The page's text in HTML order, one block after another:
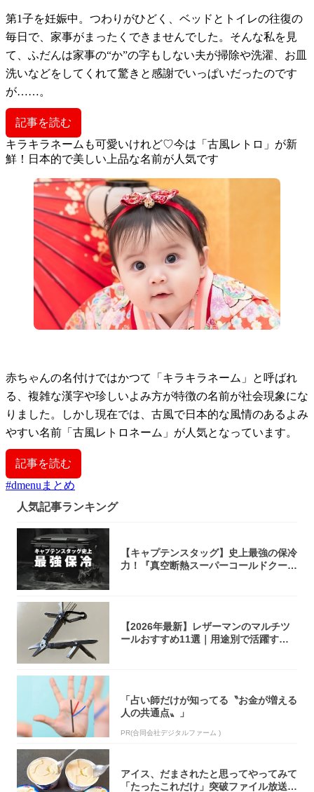
第1子を妊娠中。つわりがひどく、ベッドとトイレの往復の
毎日で、家事がまったくできませんでした。そんな私を見
て、ふだんは家事の“か”の字もしない夫が掃除や洗濯、お皿
洗いなどをしてくれて驚きと感謝でいっぱいだったのです
が……。
記事を読む
キラキラネームも可愛いけれど♡今は「古風レトロ」が新
鮮！日本的で美しい上品な名前が人気です
赤ちゃんの名付けではかつて「キラキラネーム」と呼ばれ
る、複雑な漢字や珍しいよみ方が特徴の名前が社会現象にな
りました。しかし現在では、古風で日本的な風情のあるよみ
やすい名前「古風レトロネーム」が人気となっています。
記事を読む
#dmenuまとめ
人気記事ランキング
【キャプテンスタッグ】史上最強の保冷
力！『真空断熱スーパーコールドクーラ
【2026年最新】レザーマンのマルチツ
ールおすすめ11選｜用途別で活躍する
「占い師だけが知ってる〝お金が増える
人の共通点〟」
PR(合同会社デジタルファーム )
アイス、だまされたと思ってやってみて
「たったこれだけ」突破ファイル放送で